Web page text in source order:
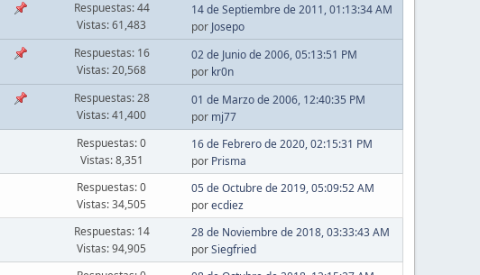
Respuestas: 44
Vistas: 61,483
14 de Septiembre de 2011, 01:13:34 AM
por Josepo
Respuestas: 16
Vistas: 20,568
02 de Junio de 2006, 05:13:51 PM
por kr0n
Respuestas: 28
Vistas: 41,400
01 de Marzo de 2006, 12:40:35 PM
por mj77
Respuestas: 0
Vistas: 8,351
16 de Febrero de 2020, 02:15:31 PM
por Prisma
Respuestas: 0
Vistas: 34,505
05 de Octubre de 2019, 05:09:52 AM
porecdiez
Respuestas: 14
Vistas: 94,905
28 de Noviembre de 2018, 03:33:43 AM
porSiegfried